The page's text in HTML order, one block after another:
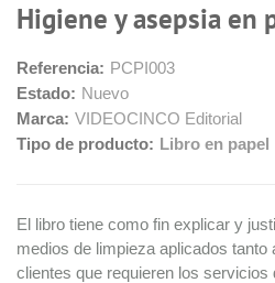
Higiene y asepsia en
Referencia: PCPI003
Estado: Nuevo
Marca: VIDEOCINCO Editorial
Tipo de producto: Libro en papel
El libro tiene como fin explicar y
medios de limpieza aplicados
clientes que requieren los servicios